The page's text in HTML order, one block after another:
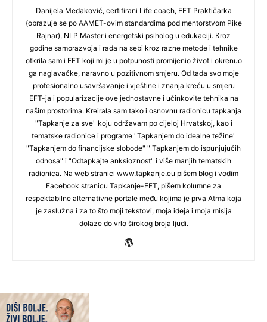
Danijela Medaković, certifirani Life coach, EFT Praktičarka
(obrazuje se po AAMET-ovim standardima pod mentorstvom Pike
Rajnar), NLP Master i energetski psiholog u edukaciji. Kroz
godine samorazvoja i rada na sebi kroz razne metode i tehnike
otkrila sam i EFT koji mi je u potpunosti promijenio život i okrenuo
ga naglavačke, naravno u pozitivnom smjeru. Od tada svo moje
profesionalno usavršavanje i vještine i znanja kreću u smjeru
EFT-ja i popularizacije ove jednostavne i učinkovite tehnika na
našim prostorima. Kreirala sam tako i osnovnu radionicu tapkanja
"Tapkanje za sve" koju održavam po cijeloj Hrvatskoj, kao i
tematske radionice i programe "Tapkanjem do idealne težine"
"Tapkanjem do financijske slobode" " Tapkanjem do ispunjujućih
odnosa" i "Odtapkajte anksioznost" i više manjih tematskih
radionica. Na web stranici www.tapkanje.eu pišem blog i vodim
Facebook stranicu Tapkanje-EFT, pišem kolumne za
respektabilne alternativne portale među kojima je prva Atma koja
je zaslužna i za to što moji tekstovi, moja ideja i moja misija
dolaze do vrlo širokog broja ljudi.